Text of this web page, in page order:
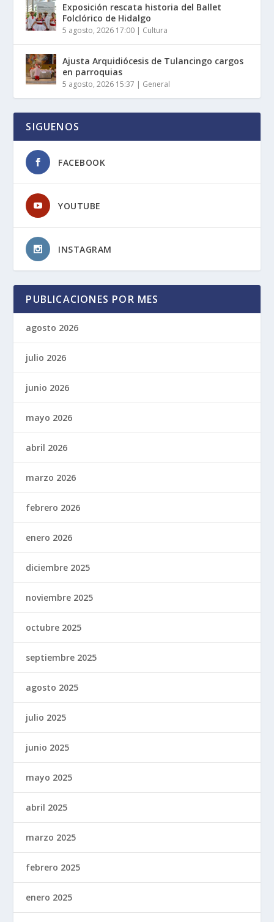
Exposición rescata historia del Ballet
Folclórico de Hidalgo
5 agosto, 2026 17:00 | Cultura
Ajusta Arquidiócesis de Tulancingo cargos
en parroquias
5 agosto, 2026 15:37 | General
SIGUENOS
FACEBOOK
YOUTUBE
INSTAGRAM
PUBLICACIONES POR MES
agosto 2026
julio 2026
junio 2026
mayo 2026
abril 2026
marzo 2026
febrero 2026
enero 2026
diciembre 2025
noviembre 2025
octubre 2025
septiembre 2025
agosto 2025
julio 2025
junio 2025
mayo 2025
abril 2025
marzo 2025
febrero 2025
enero 2025